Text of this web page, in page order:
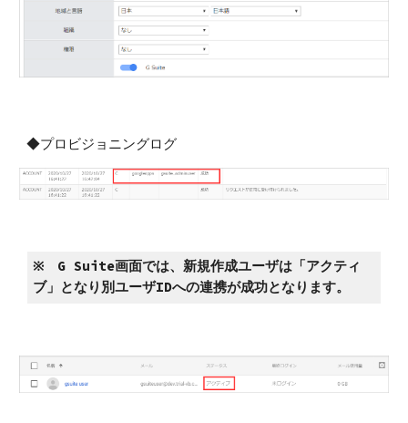
◆プロビジョニングログ
※　G Suite画面では、新規作成ユーザは「アクティ
ブ」となり別ユーザIDへの連携が成功となります。